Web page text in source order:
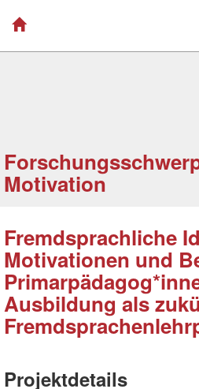
Motivation
Fremdsprachliche
Motivationen und
Ausbildung als
Projektdetails